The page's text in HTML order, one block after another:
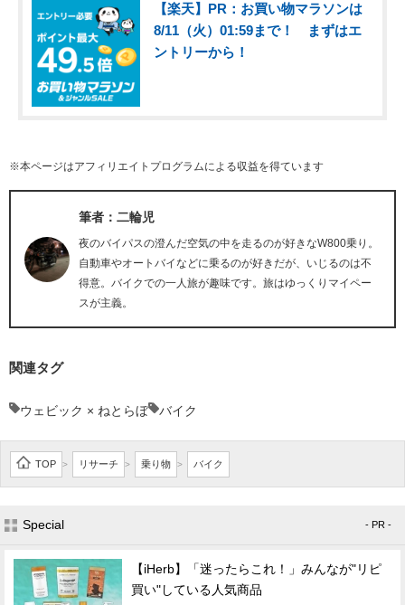
【楽天】PR：お買い物マラソンは
8/11（火）01:59まで！ まずはエ
ントリーから！
※本ページはアフィリエイトプログラムによる収益を得ています
筆者：二輪児
夜のバイパスの澄んだ空気の中を走るのが好きなW800乗り。
自動車やオートバイなどに乗るのが好きだが、いじるのは不
得意。バイクでの一人旅が趣味です。旅はゆっくりマイペー
スが主義。
関連タグ
ウェビック × ねとらぼ バイク
TOP > リサーチ > 乗り物 > バイク
Special - PR -
【iHerb】「迷ったらこれ！」みんなが"リピ
買い"している人気商品